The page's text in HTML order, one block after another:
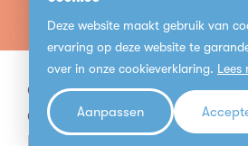
Deze website maakt gebruik van
ervaring op deze website te
over in onze cookieverklaring. Lees
Aanpassen
© 2026 Mantelzorg Bergen
Cookies